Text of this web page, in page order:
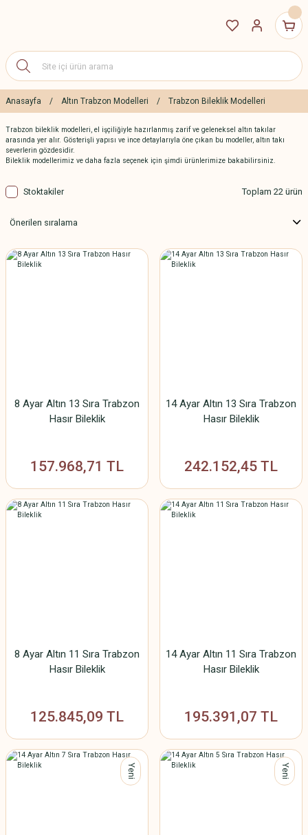
Anasayfa Altın Trabzon Modelleri Trabzon Bileklik Modelleri
Trabzon bileklik modelleri, el işçiliğiyle hazırlanmış zarif ve geleneksel altın takılar
arasında yer alır. Gösterişli yapısı ve ince detaylarıyla öne çıkan bu modeller, altın takı
severlerin gözdesidir.
Bileklik modellerimiz ve daha fazla seçenek için şimdi ürünlerimize bakabilirsiniz.
Stoktakiler Toplam 22 ürün
8 Ayar Altın 13 Sıra Trabzon
Hasır Bileklik
157.968,71 TL
14 Ayar Altın 13 Sıra Trabzon
Hasır Bileklik
242.152,45 TL
8 Ayar Altın 11 Sıra Trabzon
Hasır Bileklik
125.845,09 TL
14 Ayar Altın 11 Sıra Trabzon
Hasır Bileklik
195.391,07 TL
Yeni Yeni